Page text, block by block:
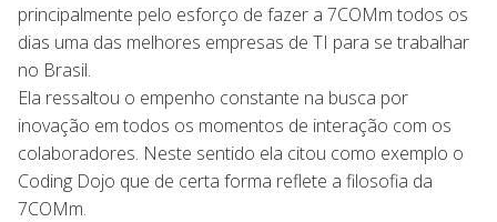
principalmente pelo esforço de fazer a 7COMm todos os
dias uma das melhores empresas de TI para se trabalhar
no Brasil.
Ela ressaltou o empenho constante na busca por
inovação em todos os momentos de interação com os
colaboradores. Neste sentido ela citou como exemplo o
Coding Dojo que de certa forma reflete a filosofia da
7COMm.